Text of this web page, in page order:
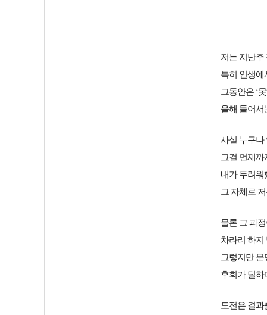
저는 지난주
특히 인생에
그동안은 ‘
올해 들어
사실 누구나
그걸 언제까
내가 두려워
그 자체로
물론 그 과
차라리 하지
그렇지만 분
후회가 덜하
도전은 결과